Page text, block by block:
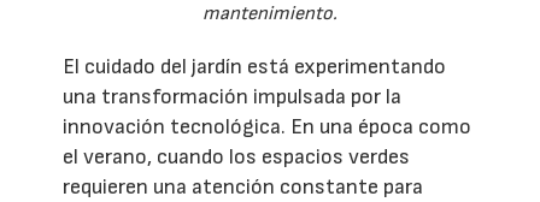
mantenimiento.
El cuidado del jardín está experimentando
una transformación impulsada por la
innovación tecnológica. En una época como
el verano, cuando los espacios verdes
requieren una atención constante para